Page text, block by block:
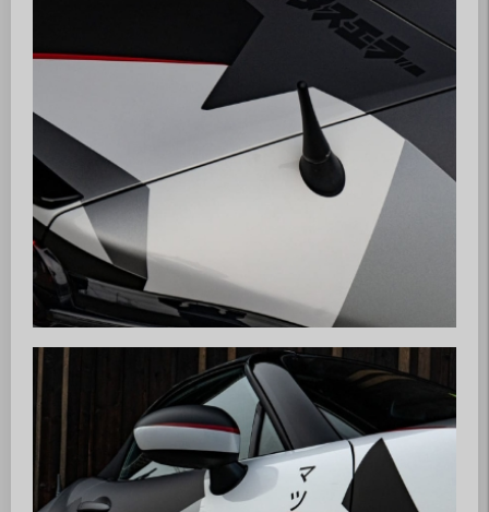
Wer dem MX5 Club Zürisee beitreten
möchte, kann uns gerne kontaktieren.
Wir nehmen dann umgehend Kontakt auf
und geben gerne weitere Auskünfte.
► Anfrage zur Mitgliedschaft
© 2026 MX5 Club Zürisee